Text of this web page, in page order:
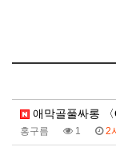
애막골풀싸롱
홍구름 1 2